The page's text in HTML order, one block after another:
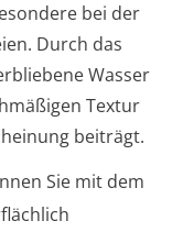
bei der
Durch das
Wasser
Textur
beiträgt.
Sie mit dem